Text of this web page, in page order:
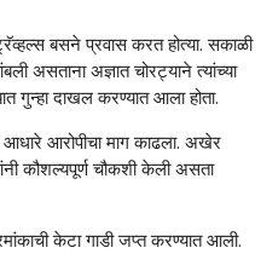
बसने प्रवास करत होत्या. सकाळी
असताना अज्ञात चोरट्याने त्यांच्या
गुन्हा दाखल करण्यात आला होता.
आधारे आरोपीचा माग काढला. अखेर
कौशल्यपूर्ण चौकशी केली असता
केटा गाडी जप्त करण्यात आली.